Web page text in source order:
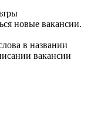
новые вакансии.
в названии
вакансии